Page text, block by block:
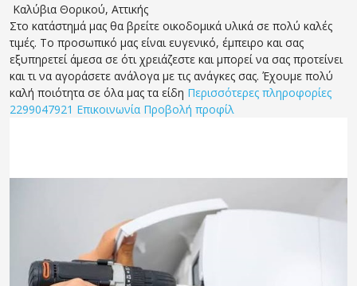
Καλύβια Θορικού, Αττικής
Στο κατάστημά μας θα βρείτε οικοδομικά υλικά σε πολύ καλές
τιμές. Το προσωπικό μας είναι ευγενικό, έμπειρο και σας
εξυπηρετεί άμεσα σε ότι χρειάζεστε και μπορεί να σας προτείνει
και τι να αγοράσετε ανάλογα με τις ανάγκες σας. Έχουμε πολύ
καλή ποιότητα σε όλα μας τα είδη Περισσότερες πληροφορίες
2299047921 Επικοινωνία Προβολή προφίλ